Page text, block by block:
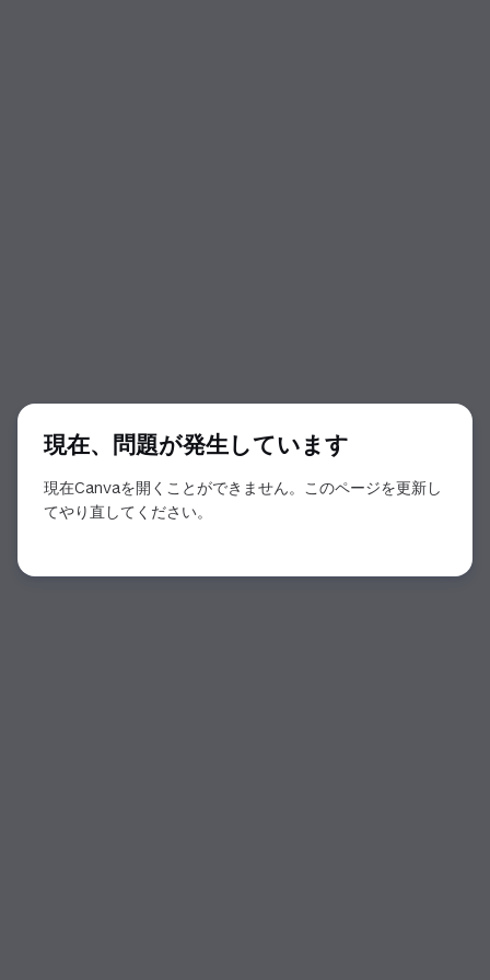
現在、問題が発生しています
現在Canvaを開くことができません。このページを更新し
てやり直してください。